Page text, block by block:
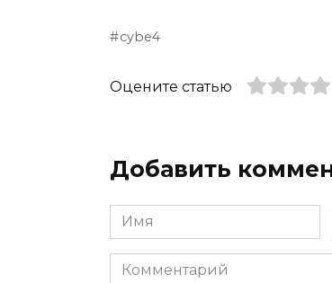
cybe4
Оцените статью
Добавить
Имя
*
Комментарий